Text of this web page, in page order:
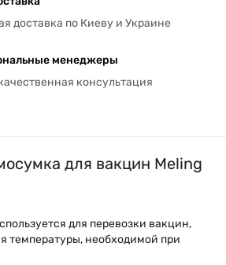
доставка по Киеву и Украине
менеджеры
консультация
для вакцин Meling
для перевозки вакцин,
температуры, необходимой при